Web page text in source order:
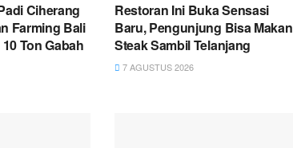
Ciherang
Farming Bali
Ton Gabah
Restoran Ini Buka Sensasi
Baru, Pengunjung Bisa Makan
Steak Sambil Telanjang
7 AGUSTUS 2026